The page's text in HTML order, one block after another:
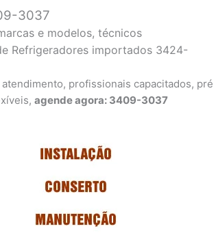
3037
e modelos, técnicos
Refrigeradores importados 3424-
atendimento, profissionais capacitados, pré
agende agora: 3409-3037